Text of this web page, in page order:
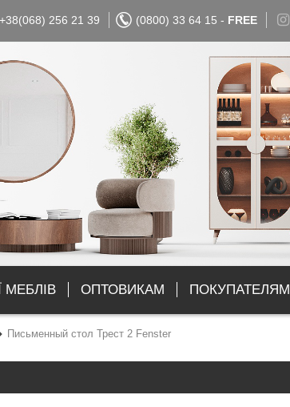
+38(068) 256 21 39 (0800) 33 64 15 - FREE
МЕБЛІВ ОПТОВИКАМ ПОКУПАТЕЛЯМ
Письменный стол Трест 2 Fenster